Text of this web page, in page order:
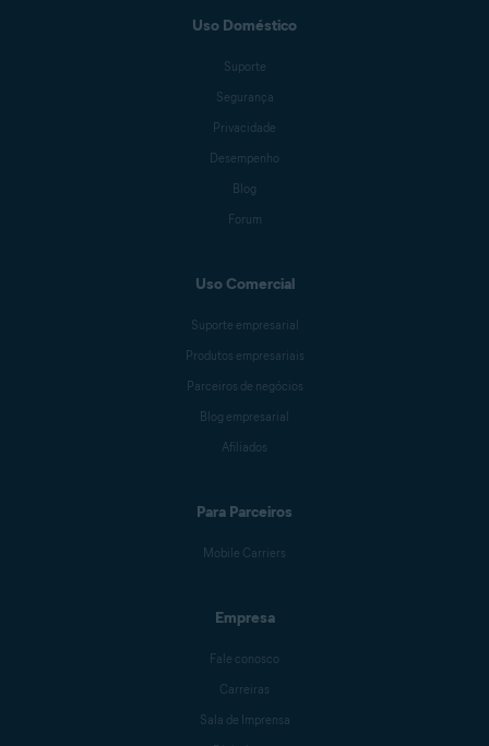
Uso Doméstico
Suporte
Segurança
Privacidade
Desempenho
Blog
Forum
Uso Comercial
Suporte empresarial
Produtos empresariais
Parceiros de negócios
Blog empresarial
Afiliados
Para Parceiros
Mobile Carriers
Empresa
Fale conosco
Carreiras
Sala de Imprensa